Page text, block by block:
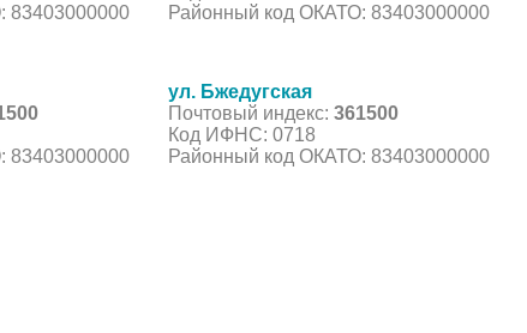
83403000000
Районный код ОКАТО: 83403000000
83403000000
ул. Бжедугская
Почтовый индекс: 361500
Код ИФНС: 0718
Районный код ОКАТО: 83403000000